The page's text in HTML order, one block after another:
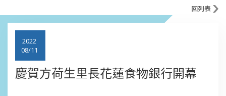
回列表
2022
08/11
慶賀方荷生里長花蓮食物銀行開幕